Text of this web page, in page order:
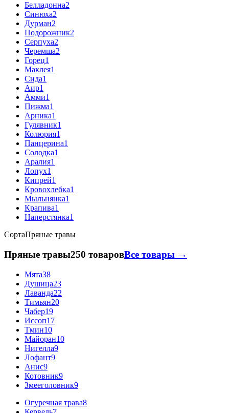
Белладонна2
Синюха2
Дурман2
Подорожник2
Серпуха2
Черемша2
Горец1
Маклея1
Сида1
Аир1
Амми1
Пижма1
Арника1
Гулявник1
Колюрия1
Панцерина1
Солодка1
Аралия1
Лопух1
Кипрей1
Кровохлебка1
Мыльнянка1
Крапива1
Наперстянка1
СортаПряные травы
Пряные травы250 товаровВсе товары →
Мята38
Душица23
Лаванда22
Тимьян20
Чабер19
Иссоп17
Тмин10
Майоран10
Нигелла9
Лофант9
Анис9
Котовник9
Змееголовник9
Огуречная трава8